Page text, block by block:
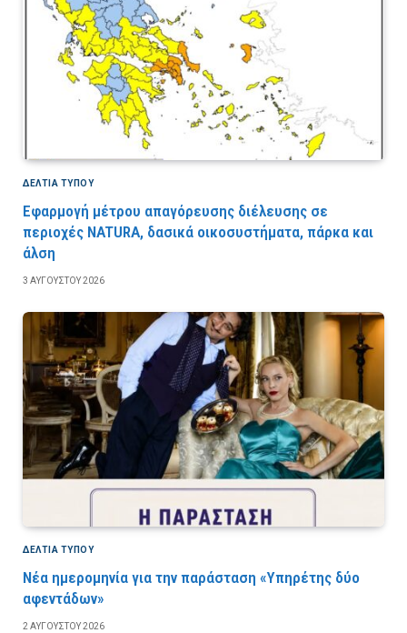
ΔΕΛΤΙΑ ΤΥΠΟΥ
Εφαρμογή μέτρου απαγόρευσης διέλευσης σε
περιοχές NATURA, δασικά οικοσυστήματα, πάρκα και
άλση
3 ΑΥΓΟΎΣΤΟΥ 2026
ΔΕΛΤΙΑ ΤΥΠΟΥ
Νέα ημερομηνία για την παράσταση «Υπηρέτης δύο
αφεντάδων»
2 ΑΥΓΟΎΣΤΟΥ 2026